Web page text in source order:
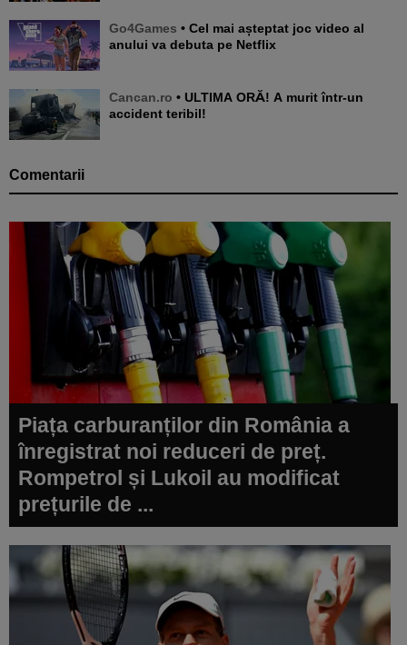
Go4Games • Cel mai așteptat joc video al
anului va debuta pe Netflix
Cancan.ro • ULTIMA ORĂ! A murit într-un
accident teribil!
Comentarii
Piața carburanților din România a
înregistrat noi reduceri de preț.
Rompetrol și Lukoil au modificat
prețurile de ...